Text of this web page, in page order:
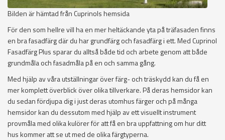
Bilden är hämtad från Cuprinols hemsida
För den som hellre vill ha en mer heltäckande yta på träfasaden finns
en bra fasadfärg där du har grundfärg och fasadfärg i ett. Med Cuprinol
Fasadfärg Plus sparar du alltså både tid och arbete genom att både
grundmåla och fasadmåla på en och samma gång.
Med hjälp av våra utställningar över färg- och träskydd kan du få en
mer komplett överblick över olika tillverkare. På deras hemsidor kan
du sedan fördjupa dig i just deras utomhus färger och på många
hemsidor kan du dessutom med hjälp av ett visuellt instrument
provmåla med olika kulörer för att få en bra uppfattning om hur ditt
hus kommer att se ut med de olika färgtyperna.